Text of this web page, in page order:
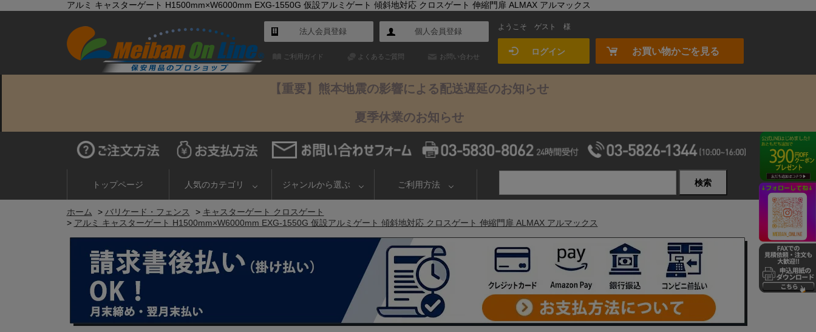
アルミ キャスターゲート H1500mm×W6000mm EXG-1550G 仮設アルミゲート 傾斜地対応 クロスゲート 伸縮門扉 ALMAX アルマックス
法人会員登録 個人会員登録
ご利用ガイド よくあるご質問 お問い合わせ
ようこそ ゲスト 様
ログイン お買い物かごを見る
【重要】熊本地震の影響による配送遅延のお知らせ
夏季休業のお知らせ
トップページ 人気のカテゴリ ジャンルから選ぶ ご利用方法 検索
ホーム > バリケード・フェンス > キャスターゲート クロスゲート
> アルミ キャスターゲート H1500mm×W6000mm EXG-1550G 仮設アルミゲート 傾斜地対応 クロスゲート 伸縮門扉 ALMAX アルマックス